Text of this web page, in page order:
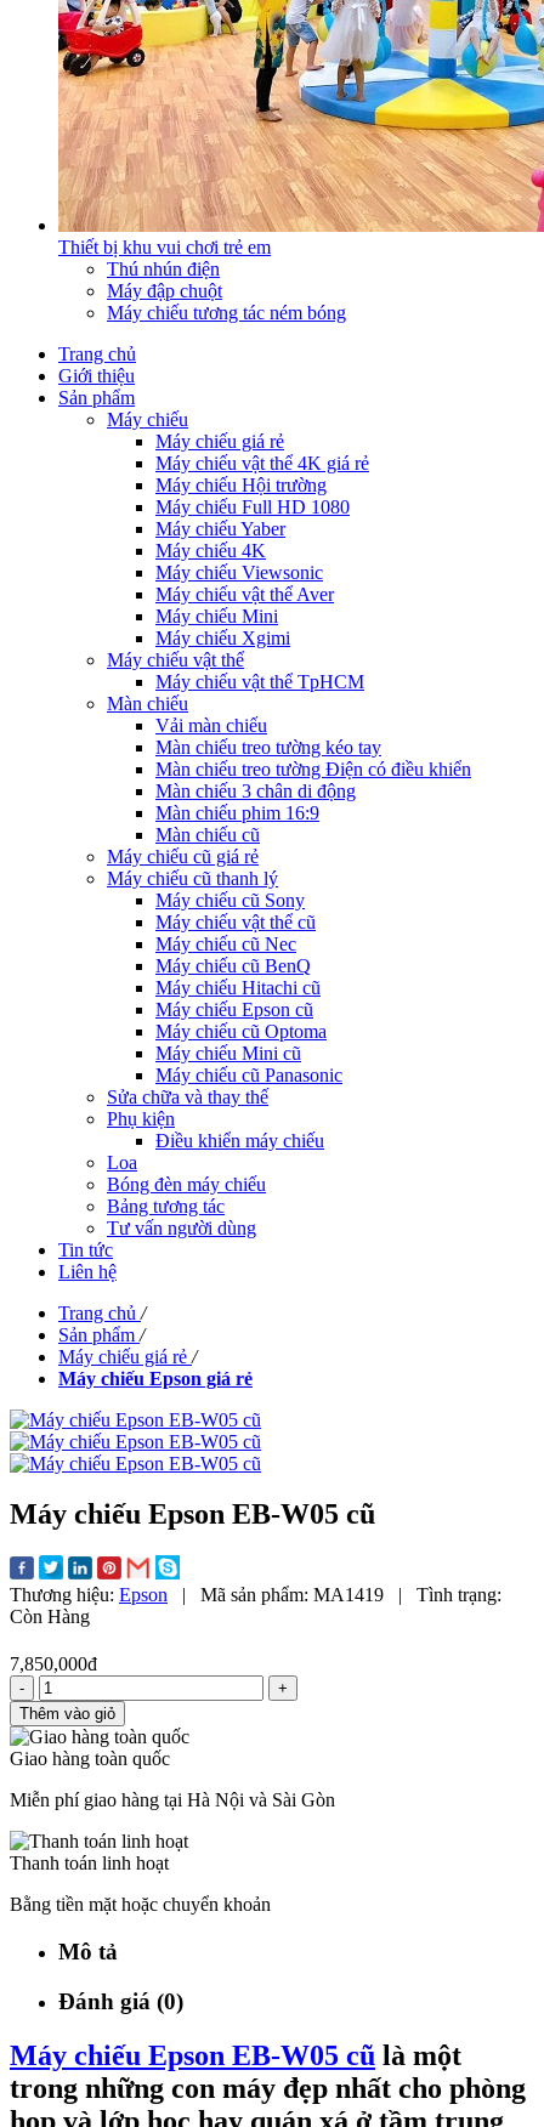
Thiết bị khu vui chơi trẻ em
Thú nhún điện
Máy đập chuột
Máy chiếu tương tác ném bóng
Trang chủ
Giới thiệu
Sản phẩm
Máy chiếu
Máy chiếu giá rẻ
Máy chiếu vật thể 4K giá rẻ
Máy chiếu Hội trường
Máy chiếu Full HD 1080
Máy chiếu Yaber
Máy chiếu 4K
Máy chiếu Viewsonic
Máy chiếu vật thể Aver
Máy chiếu Mini
Máy chiếu Xgimi
Máy chiếu vật thể
Máy chiếu vật thể TpHCM
Màn chiếu
Vải màn chiếu
Màn chiếu treo tường kéo tay
Màn chiếu treo tường Điện có điều khiển
Màn chiếu 3 chân di động
Màn chiếu phim 16:9
Màn chiếu cũ
Máy chiếu cũ giá rẻ
Máy chiếu cũ thanh lý
Máy chiếu cũ Sony
Máy chiếu vật thể cũ
Máy chiếu cũ Nec
Máy chiếu cũ BenQ
Máy chiếu Hitachi cũ
Máy chiếu Epson cũ
Máy chiếu cũ Optoma
Máy chiếu Mini cũ
Máy chiếu cũ Panasonic
Sửa chữa và thay thế
Phụ kiện
Điều khiển máy chiếu
Loa
Bóng đèn máy chiếu
Bảng tương tác
Tư vấn người dùng
Tin tức
Liên hệ
Trang chủ /
Sản phẩm /
Máy chiếu giá rẻ /
Máy chiếu Epson giá rẻ
Máy chiếu Epson EB-W05 cũ
Thương hiệu: Epson | Mã sản phẩm: MA1419 |
Tình trạng:
Còn Hàng
7,850,000đ
-
+
Thêm vào giỏ
Giao hàng toàn quốc
Miễn phí giao hàng tại Hà Nội và Sài Gòn
Thanh toán linh hoạt
Bằng tiền mặt hoặc chuyển khoản
Mô tả
Đánh giá (0)
Máy chiếu Epson EB-W05 cũ là một
trong những con máy đẹp nhất cho phòng
họp và lớp học hay quán xá ở tầm trung